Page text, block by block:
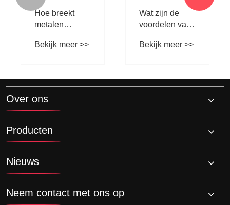
Hoe breekt
metalen
giet door de
pijpfittingen?
Bekijk meer >>
Wat zijn de
voordelen van
mengbladen in
Bekijk meer >>
Over ons
Producten
Nieuws
Neem contact met ons op